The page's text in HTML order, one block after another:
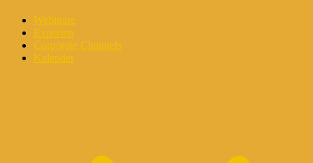
Webinare
Experten
Corporate Channels
Kalender